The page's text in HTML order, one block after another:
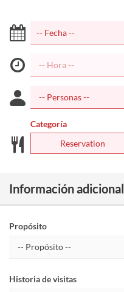
Categoría
Reservation
Información adicional
Propósito
Historia de visitas